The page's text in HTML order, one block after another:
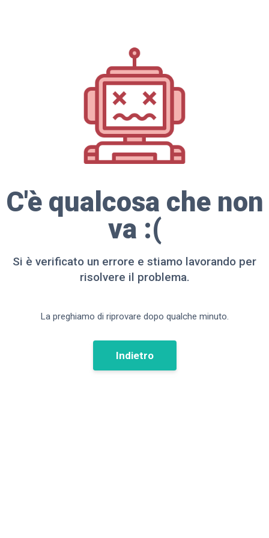
C'è qualcosa che non
va :(
Si è verificato un errore e stiamo lavorando per
risolvere il problema.
La preghiamo di riprovare dopo qualche minuto.
Indietro